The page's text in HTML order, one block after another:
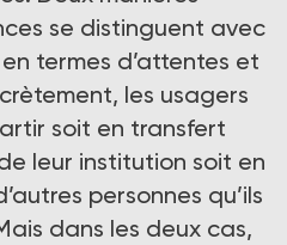
se distinguent avec
termes d’attentes et
les usagers
soit en transfert
leur institution soit en
personnes qu’ils
dans les deux cas,